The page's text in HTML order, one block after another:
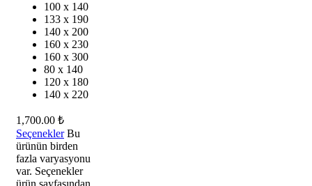
100 x 140
133 x 190
140 x 200
160 x 230
160 x 300
80 x 140
120 x 180
140 x 220
1,700.00 ₺
Seçenekler Bu
ürünün birden
fazla varyasyonu
var. Seçenekler